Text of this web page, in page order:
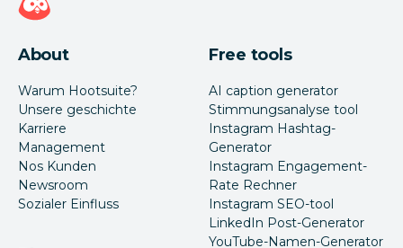
About
Warum Hootsuite?
Unsere geschichte
Karriere
Management
Nos Kunden
Newsroom
Sozialer Einfluss
Free tools
AI caption generator
Stimmungsanalyse tool
Instagram Hashtag-
Generator
Instagram Engagement-
Rate Rechner
Instagram SEO-tool
LinkedIn Post-Generator
YouTube-Namen-Generator